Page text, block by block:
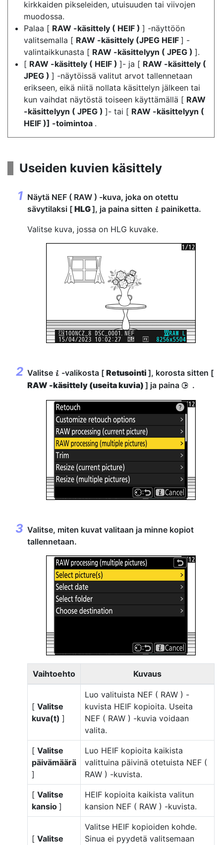
kirkkaiden pikseleiden, utuisuuden tai viivojen
muodossa.
Palaa [ RAW -käsittely ( HEIF ) ] -näyttöön
valitsemalla [ RAW -käsittely (JPEG HEIF ] -
valintaikkunasta [ RAW -käsittelyyn ( JPEG ) ].
[ RAW -käsittely ( HEIF ) ]- ja [ RAW -käsittely (
JPEG ) ] -näytöissä valitut arvot tallennetaan
erikseen, eikä niitä nollata käsittelyn jälkeen tai
kun vaihdat näytöstä toiseen käyttämällä [ RAW
-käsittelyyn ( JPEG ) ]- tai [ RAW -käsittelyyn (
HEIF )] -toimintoa .
Useiden kuvien käsittely
Näytä NEF ( RAW ) -kuva, joka on otettu
sävytilaksi [ HLG], ja paina sitten i painiketta.
Valitse kuva, jossa on HLG kuvake.
Valitse i -valikosta [ Retusointi ], korosta sitten [
RAW -käsittely (useita kuvia) ] ja paina 2 .
Valitse, miten kuvat valitaan ja minne kopiot
tallennetaan.
Vaihtoehto Kuvaus
[ Valitse
kuva(t) ]
Luo valituista NEF ( RAW ) -
kuvista HEIF kopioita. Useita
NEF ( RAW ) -kuvia voidaan
valita.
[ Valitse
päivämäärä
]
Luo HEIF kopioita kaikista
valittuina päivinä otetuista NEF (
RAW ) -kuvista.
[ Valitse
kansio ]
HEIF kopioita kaikista valitun
kansion NEF ( RAW ) -kuvista.
[ Valitse
Valitse HEIF kopioiden kohde.
Sinua ei pyydetä valitsemaan